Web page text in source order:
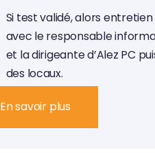
Si test validé, alors entretien
avec le responsable
et la dirigeante d’Alez PC
des locaux.
En savoir plus